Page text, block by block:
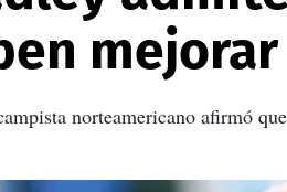
norteamericano afirmó